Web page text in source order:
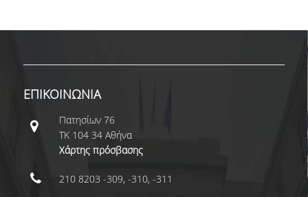
ΚΑΤΕΥΘΥΝΣΕΙΣ
INCOMING STUDENTS
OUTGOING STUDENTS
ΠΡΑΚΤΙΚΗ ΑΣΚΗΣΗ
ΕΠΙΚΟΙΝΩΝΙΑ
Πατησίων 76
ΤΚ 104 34 Αθήνα
Χάρτης πρόσβασης
210 8203 -309, -310, -311